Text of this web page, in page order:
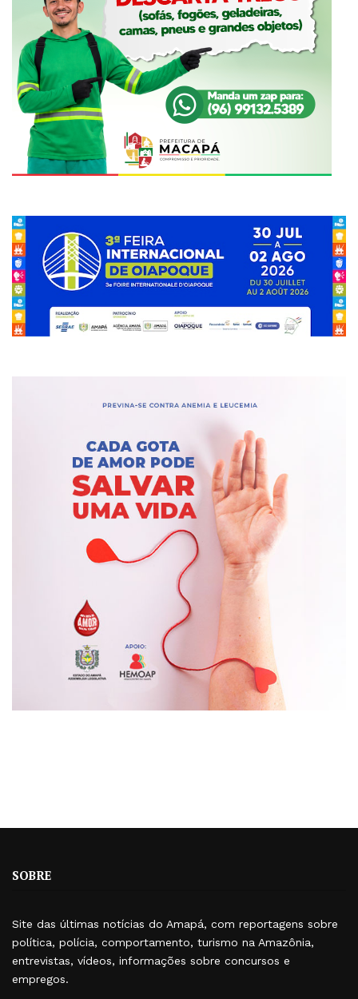
SOBRE
Site das últimas notícias do Amapá, com reportagens sobre
política, polícia, comportamento, turismo na Amazônia,
entrevistas, vídeos, informações sobre concursos e
empregos.